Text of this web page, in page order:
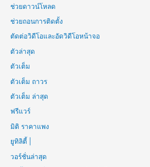
ช่วยดาวน์โหลด
ช่วยถอนการติดตั้ง
ตัดต่อวิดีโอและอัดวิดีโอหน้าจอ
ตัวล่าสุด
ตัวเต็ม
ตัวเต็ม ถาวร
ตัวเต็ม ล่าสุด
ฟรีแวร์
มิติ ราคาแพง
ยูทิลิตี้ |
วอร์ชั่นล่าสุด